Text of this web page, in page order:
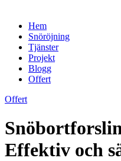
Hem
Snöröjning
Tjänster
Projekt
Blogg
Offert
Offert
Effektiv och